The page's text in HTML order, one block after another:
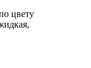
цвету